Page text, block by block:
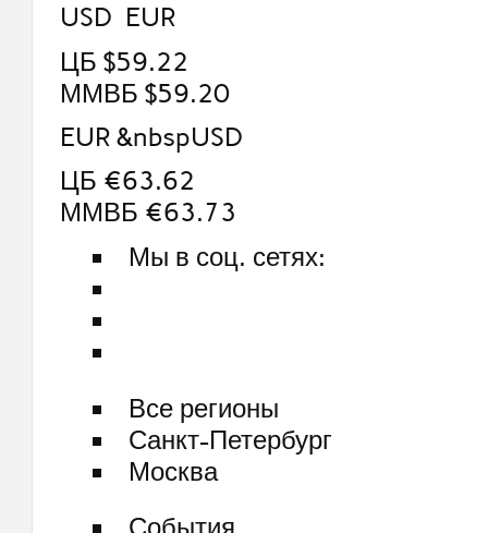
USD EUR
ЦБ $59.22
ММВБ $59.20
EUR &nbspUSD
ЦБ €63.62
ММВБ €63.73
Мы в соц. сетях:
Все регионы
Санкт-Петербург
Москва